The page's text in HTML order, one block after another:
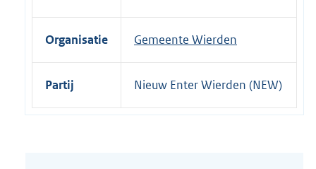
Organisatie Gemeente Wierden
Partij Nieuw Enter Wierden (NEW)